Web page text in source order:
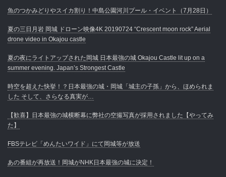
魚のつかみどりやスイカ割り！中島公園河川プール・イベント（7月28日）
夏の三日月岩 岡城 ドローン映像4K 20190724 “Crescent moon rock” Aerial
drone video in Okajou castle
夏の夜にライトアップされた岡城 日本最強の城 Okajou Castle lit up on a
summer evening. Japan’s Strongest Castle
時空を超えた快挙！？日本最強の城・岡城「城主の子孫」から、ほめられま
した そして、さらなる真実が…
【歓喜】日本最強の城横断幕に弊社の空撮写真が採用されました【やってみ
た】
FBSテレビ「めんたいワイド」にて岡城等が放送
あの番組が再放送！岡城がNHK日本最強の城に決定！